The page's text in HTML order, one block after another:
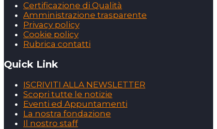
Certificazione di Qualità
Amministrazione trasparente
Privacy policy
Cookie policy
Rubrica contatti
Quick Link
ISCRIVITI ALLA NEWSLETTER
Scopri tutte le notizie
Eventi ed Appuntamenti
La nostra fondazione
Il nostro staff